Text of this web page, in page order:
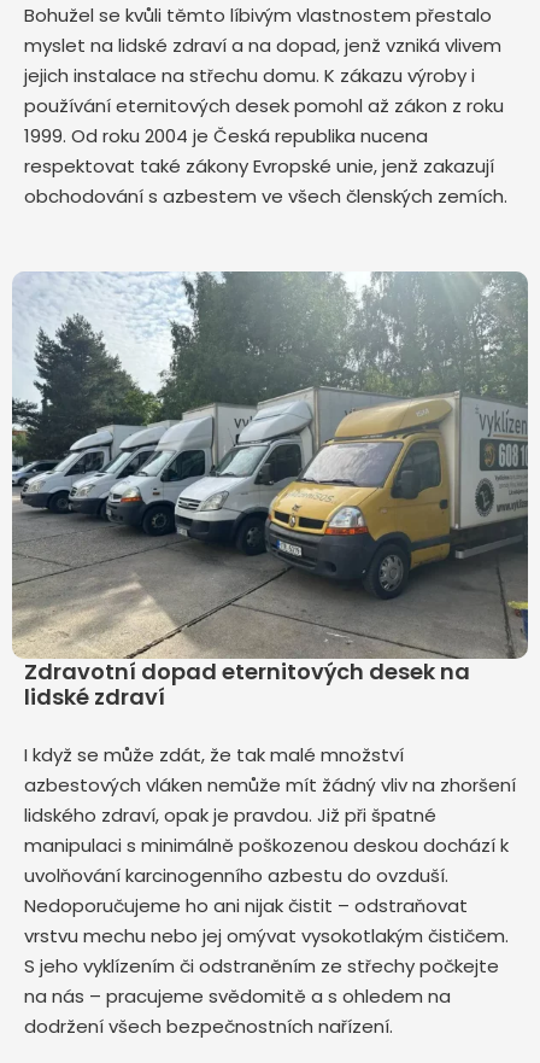
Bohužel se kvůli těmto líbivým vlastnostem přestalo
myslet na lidské zdraví a na dopad, jenž vzniká vlivem
jejich instalace na střechu domu. K zákazu výroby i
používání eternitových desek pomohl až zákon z roku
1999. Od roku 2004 je Česká republika nucena
respektovat také zákony Evropské unie, jenž zakazují
obchodování s azbestem ve všech členských zemích.
Zdravotní dopad eternitových desek na
lidské zdraví
I když se může zdát, že tak malé množství
azbestových vláken nemůže mít žádný vliv na zhoršení
lidského zdraví, opak je pravdou. Již při špatné
manipulaci s minimálně poškozenou deskou dochází k
uvolňování karcinogenního azbestu do ovzduší.
Nedoporučujeme ho ani nijak čistit – odstraňovat
vrstvu mechu nebo jej omývat vysokotlakým čističem.
S jeho vyklízením či odstraněním ze střechy počkejte
na nás – pracujeme svědomitě a s ohledem na
dodržení všech bezpečnostních nařízení.